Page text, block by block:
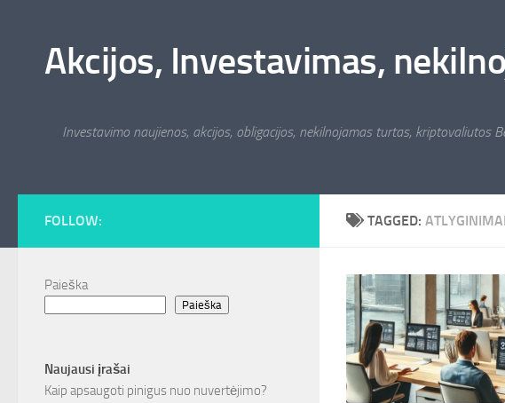
Akcijos, Investavimas,
Investavimo naujienos, akcijos, obligacijos, nekilnojamas turtas, kriptovaliutos
TAGGED: ATLYGINIMAI
FOLLOW:
Paieška
Paieška
Naujausi įrašai
Kaip apsaugoti pinigus nuo nuvertėjimo?